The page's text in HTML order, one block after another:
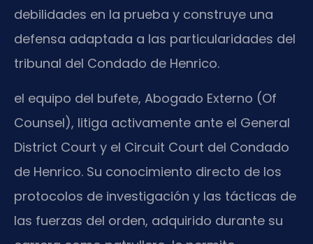
debilidades en la prueba y construye una
defensa adaptada a las particularidades del
tribunal del Condado de Henrico.
el equipo del bufete, Abogado Externo (Of
Counsel), litiga activamente ante el General
District Court y el Circuit Court del Condado
de Henrico. Su conocimiento directo de los
protocolos de investigación y las tácticas de
las fuerzas del orden, adquirido durante su